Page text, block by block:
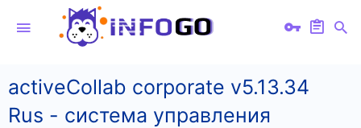
activeCollab corporate v5.13.34
Rus - система управления